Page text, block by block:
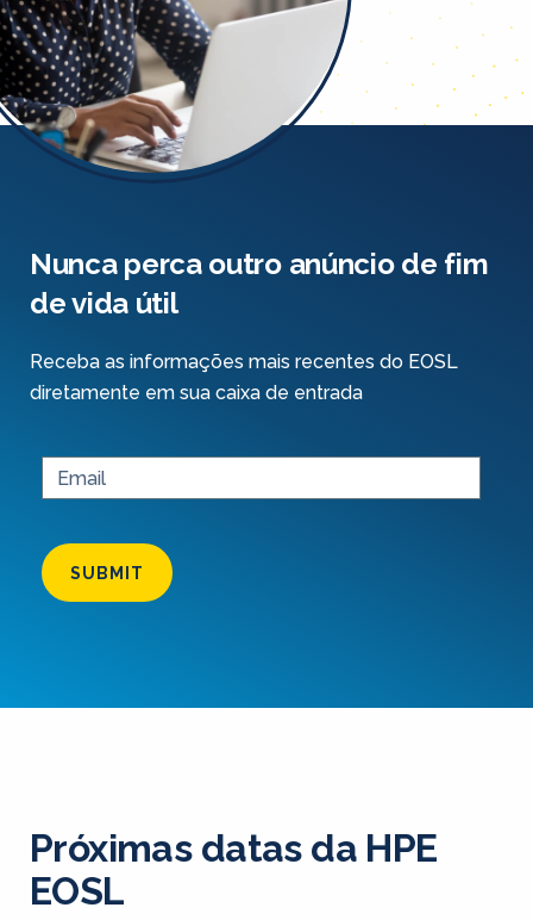
Nunca perca outro anúncio de fim
de vida útil
Receba as informações mais recentes do EOSL
diretamente em sua caixa de entrada
SUBMIT
Próximas datas da HPE
EOSL